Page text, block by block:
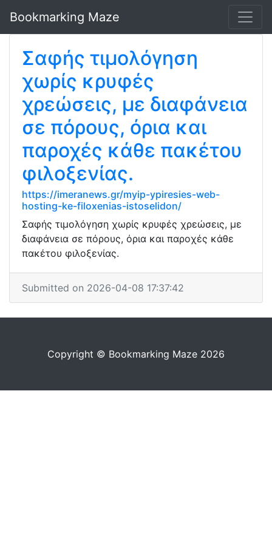
Bookmarking Maze
Σαφής τιμολόγηση
χωρίς κρυφές
χρεώσεις, με διαφάνεια
σε πόρους, όρια και
παροχές κάθε πακέτου
φιλοξενίας.
https://imeranews.gr/myip-ypiresies-web-
hosting-ke-filoxenias-istoselidon/
Σαφής τιμολόγηση χωρίς κρυφές χρεώσεις, με
διαφάνεια σε πόρους, όρια και παροχές κάθε
πακέτου φιλοξενίας.
Submitted on 2026-04-08 17:37:42
Copyright © Bookmarking Maze 2026